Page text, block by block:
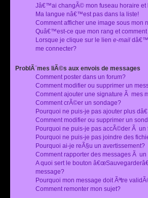
Jâ€™ai changÃ© mon fuseau horaire
Ma langue nâ€™est pas dans la liste!
Comment afficher une image sous mon
Quâ€™est-ce que mon rang et
Lorsque je clique sur le lien e-mail
me connecter?
ProblÃ¨mes liÃ©s aux envois de messages
Comment poster dans un forum?
Comment modifier ou supprimer un
Comment ajouter une signature Ã mes
Comment crÃ©er un sondage?
Pourquoi ne puis-je pas ajouter plus
Comment modifier ou supprimer un
Pourquoi ne puis-je pas accÃ©der Ã un
Pourquoi ne puis-je pas joindre des
Pourquoi ai-je reÃ§u un avertissement?
Comment rapporter des messages Ã
A quoi sert le bouton
message?
Pourquoi mon message doit Ãªtre
Comment remonter mon sujet?